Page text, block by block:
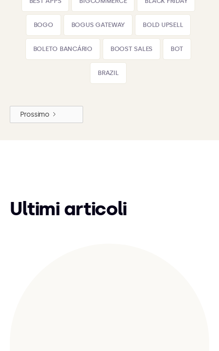
BOGO BOGUS GATEWAY BOLD UPSELL
BOLETO BANCÁRIO BOOST SALES BOT
BRAZIL
Prossimo
Ultimi articoli